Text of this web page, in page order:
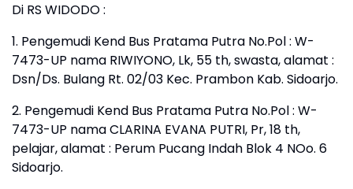
Di RS WIDODO :
1. Pengemudi Kend Bus Pratama Putra No.Pol : W-
7473-UP nama RIWIYONO, Lk, 55 th, swasta, alamat :
Dsn/Ds. Bulang Rt. 02/03 Kec. Prambon Kab. Sidoarjo.
2. Pengemudi Kend Bus Pratama Putra No.Pol : W-
7473-UP nama CLARINA EVANA PUTRI, Pr, 18 th,
pelajar, alamat : Perum Pucang Indah Blok 4 NOo. 6
Sidoarjo.